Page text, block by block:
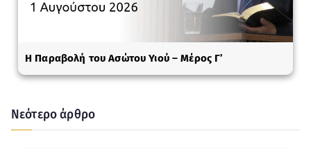
Η Παραβολή του Ασώτου Υιού – Μέρος Γ’
Νεότερο άρθρο